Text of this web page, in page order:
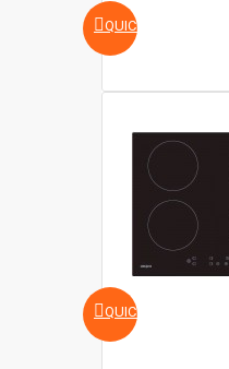
QUICKVIEW
QUICKVIEW